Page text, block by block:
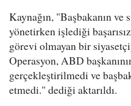
Kaynağın, "Başbakanın ve
yönetirken işlediği
görevi olmayan bir
Operasyon, ABD
gerçekleştirilmedi ve
etmedi." dediği aktarıldı.